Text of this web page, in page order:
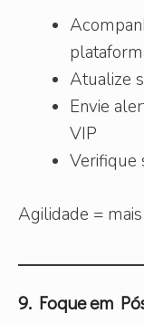
Atualize
Envie
VIP
Verifique
Agilidade =
9. Foque em